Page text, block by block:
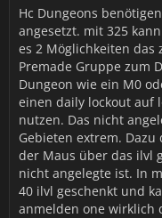
Hc Dungeons
angesetzt. mit 325
es 2 Möglichkeiten
Premade Gruppe zum
Dungeon wie ein M0
einen daily lockout auf
nutzen. Das nicht
Gebieten extrem.
der Maus über das ilvl
nicht angelegte ist. In
40 ilvl geschenkt und
anmelden one wirklich